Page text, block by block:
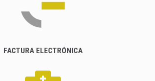
FACTURA ELECTRÓNICA